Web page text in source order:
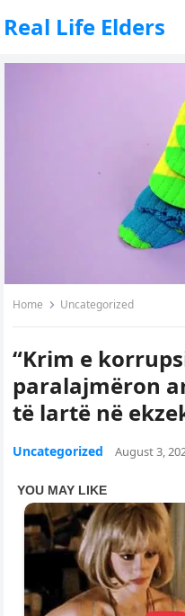
Real Life Elders
Home Uncategorized
“Krim e
paralajmëron
të lartë në
Uncategorized August 3,